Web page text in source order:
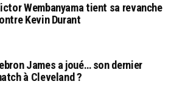
Wembanyama tient sa revanche
Kevin Durant
James a joué… son dernier
à Cleveland ?